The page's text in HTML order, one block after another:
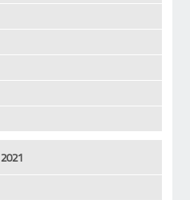
2021